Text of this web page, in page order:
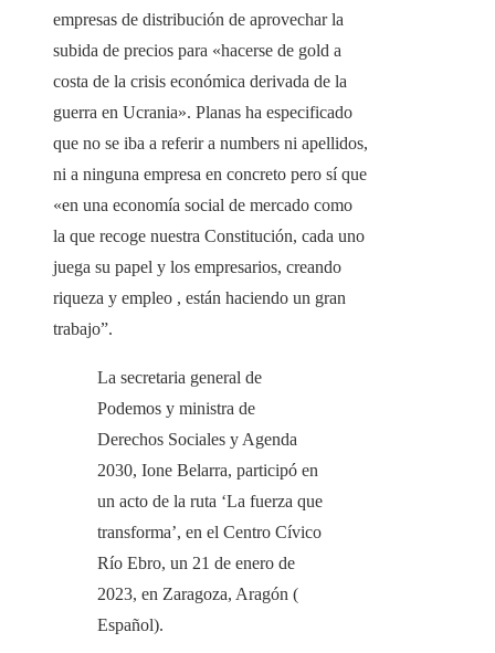
empresas de distribución de aprovechar la
subida de precios para «hacerse de gold a
costa de la crisis económica derivada de la
guerra en Ucrania». Planas ha especificado
que no se iba a referir a numbers ni apellidos,
ni a ninguna empresa en concreto pero sí que
«en una economía social de mercado como
la que recoge nuestra Constitución, cada uno
juega su papel y los empresarios, creando
riqueza y empleo , están haciendo un gran
trabajo”.
La secretaria general de
Podemos y ministra de
Derechos Sociales y Agenda
2030, Ione Belarra, participó en
un acto de la ruta ‘La fuerza que
transforma’, en el Centro Cívico
Río Ebro, un 21 de enero de
2023, en Zaragoza, Aragón (
Español).